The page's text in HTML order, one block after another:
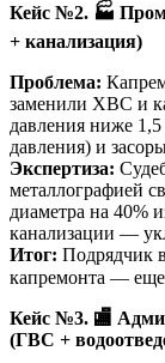
Кейс №2. 🏭
+ канализация)
Проблема:
заменили ХВС и
давления ниже
давления) и
Экспертиза:
металлографией
диаметра на 40%
канализации —
Итог: Подрядчик
капремонта —
Кейс №3. 🏬
(ГВС +